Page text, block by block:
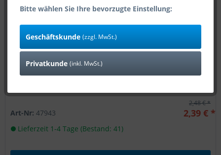
Adam Hall 38083
Stapel-Einbauschale
2,48 € *
Art-Nr:47943 2,39 € *
Lieferzeit 1-4 Tage (Bestand: 41)
Bitte wählen Sie Ihre bevorzugte Einstellung:
Geschäftskunde (zzgl. MwSt.)
Privatkunde (inkl. MwSt.)